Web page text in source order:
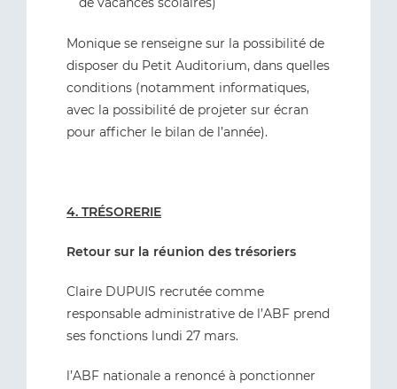
Monique se renseigne sur la possibilité de
disposer du Petit Auditorium, dans quelles
conditions (notamment informatiques,
avec la possibilité de projeter sur écran
pour afficher le bilan de l’année).
4. TRÉSORERIE
Retour sur la réunion des trésoriers
Claire DUPUIS recrutée comme
responsable administrative de l’ABF prend
ses fonctions lundi 27 mars.
l’ABF nationale a renoncé à ponctionner